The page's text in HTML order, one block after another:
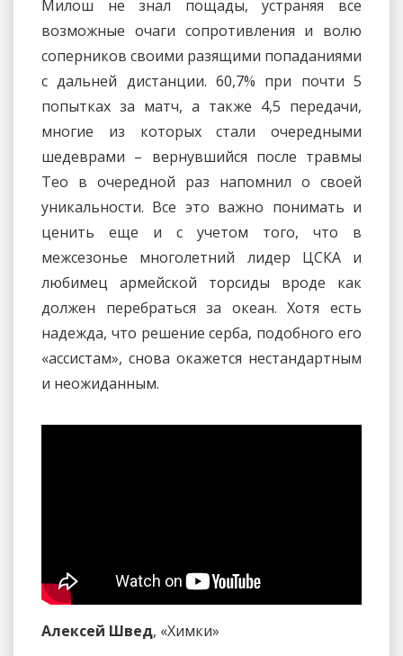
Милош не знал пощады, устраняя все
возможные очаги сопротивления и волю
соперников своими разящими попаданиями
с дальней дистанции. 60,7% при почти 5
попытках за матч, а также 4,5 передачи,
многие из которых стали очередными
шедеврами – вернувшийся после травмы
Тео в очередной раз напомнил о своей
уникальности. Все это важно понимать и
ценить еще и с учетом того, что в
межсезонье многолетний лидер ЦСКА и
любимец армейской торсиды вроде как
должен перебраться за океан. Хотя есть
надежда, что решение серба, подобного его
«ассистам», снова окажется нестандартным
и неожиданным.
Алексей Швед, «Химки»